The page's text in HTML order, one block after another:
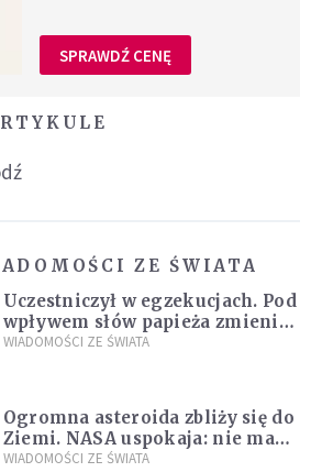
SPRAWDŹ CENĘ
ZE ŚWIATA
Uczestniczył w egzekucjach. Pod
wpływem słów papieża zmienił
zdanie
WIADOMOŚCI ZE ŚWIATA
Ogromna asteroida zbliży się do
Ziemi. NASA uspokaja: nie ma
zagrożenia
WIADOMOŚCI ZE ŚWIATA